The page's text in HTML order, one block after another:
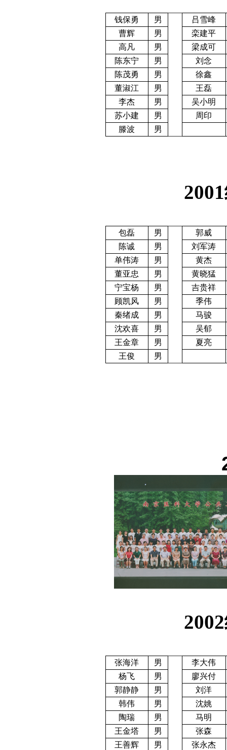
钱保勇 男
吕雪峰
曹辉
男
栾建平
高凡
男
梁成可
陈东宁
男
刘念
陈茂勇
男
徐鑫
董淑江
男
王磊
李杰
男
吴小明
苏小建
男
周印
滕波
男
2001
包磊 男
郭威
陈诚
男
刘军涛
单伟涛
男
黄杰
董亚忠
男
黄晓猛
宁宝杨
男
吉贵祥
顾凯风
男
季伟
秦绪成
男
马骏
沈欢喜
男
吴郁
王金章
男
夏亮
王俊
男
2002
张海洋 男
李大伟
杨飞
男
廖兴付
郭静静
男
刘洋
韩伟
男
沈姚
陶瑞
男
马明
王金塔
男
张森
王善辉
男 张永杰